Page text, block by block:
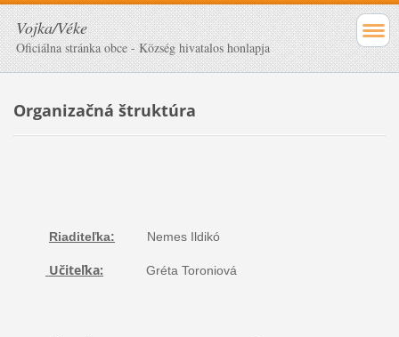
Vojka/Véke
Oficiálna stránka obce - Község hivatalos honlapja
Organizačná štruktúra
Riaditeľka: Nemes Ildikó
Učiteľka: Gréta Toroniová